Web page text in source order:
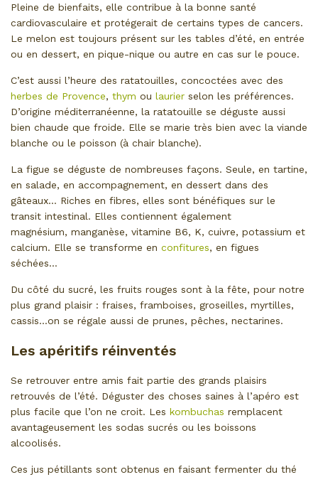
Pleine de bienfaits, elle contribue à la bonne santé
cardiovasculaire et protégerait de certains types de cancers.
Le melon est toujours présent sur les tables d’été, en entrée
ou en dessert, en pique-nique ou autre en cas sur le pouce.
C’est aussi l’heure des ratatouilles, concoctées avec des
herbes de Provence, thym ou laurier selon les préférences.
D’origine méditerranéenne, la ratatouille se déguste aussi
bien chaude que froide. Elle se marie très bien avec la viande
blanche ou le poisson (à chair blanche).
La figue se déguste de nombreuses façons. Seule, en tartine,
en salade, en accompagnement, en dessert dans des
gâteaux… Riches en fibres, elles sont bénéfiques sur le
transit intestinal. Elles contiennent également
magnésium, manganèse, vitamine B6, K, cuivre, potassium et
calcium. Elle se transforme en confitures, en figues
séchées…
Du côté du sucré, les fruits rouges sont à la fête, pour notre
plus grand plaisir : fraises, framboises, groseilles, myrtilles,
cassis…on se régale aussi de prunes, pêches, nectarines.
Les apéritifs réinventés
Se retrouver entre amis fait partie des grands plaisirs
retrouvés de l’été. Déguster des choses saines à l’apéro est
plus facile que l’on ne croit. Les kombuchas remplacent
avantageusement les sodas sucrés ou les boissons
alcoolisés.
Ces jus pétillants sont obtenus en faisant fermenter du thé